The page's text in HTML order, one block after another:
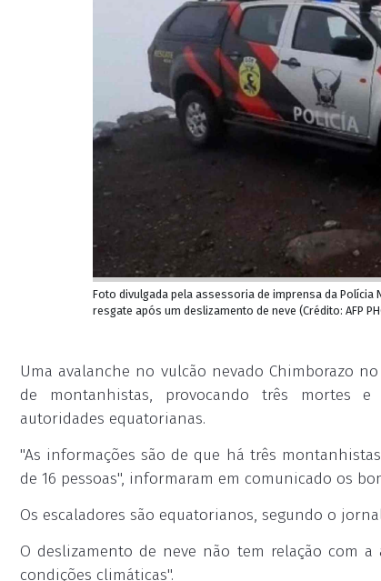
Foto divulgada pela assessoria de imprensa da
resgate após um deslizamento de neve (Crédito: AFP
Uma avalanche no vulcão nevado Chimborazo
de montanhistas, provocando três mortes e
autoridades equatorianas.
"As informações são de que há três
de 16 pessoas", informaram em comunicado os
Os escaladores são equatorianos, segundo o
O deslizamento de neve não tem relação com
condições climáticas".